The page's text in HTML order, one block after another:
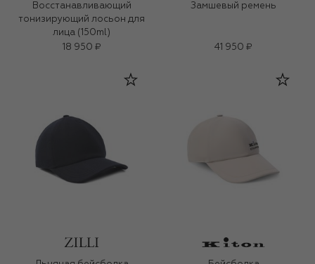
Восстанавливающий
тонизирующий лосьон для
лица (150ml)
18 950 ₽
Замшевый ремень
41 950 ₽